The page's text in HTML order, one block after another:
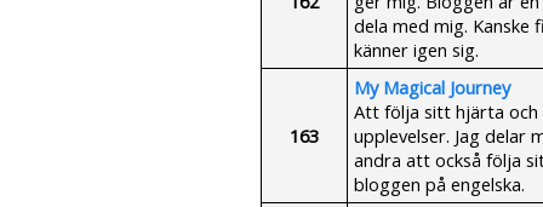
dela med mig. Kanske
känner igen sig.
163
My Magical Journey
Att följa sitt hjärta och
upplevelser. Jag delar
andra att också följa
bloggen på engelska.